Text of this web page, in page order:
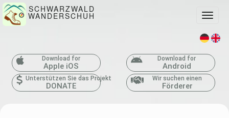
SCHWARZWALD
WANDERSCHUH
Download for
Apple iOS
Download for
Android
Unterstützen Sie das Projekt
DONATE
Wir suchen einen
Förderer